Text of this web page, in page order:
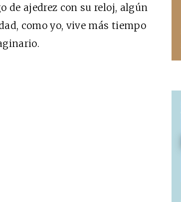
de ajedrez con su reloj, algún
como yo, vive más tiempo
Cine desde los márgenes
EDICIÓN ESPAÑA
SUSCRÍBETE